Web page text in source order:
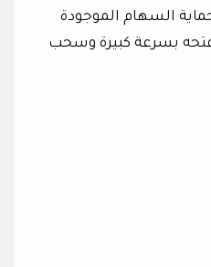
السهام الموجودة
فتحه بسرعة كبيرة وسحب